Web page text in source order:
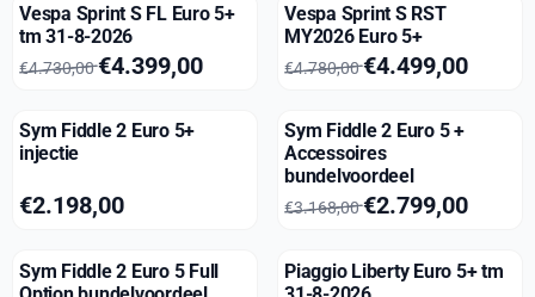
Vespa Sprint S FL Euro 5+
tm 31-8-2026
Van 4 730,00 voor 4 399,00
€4.730,00€4.399,00
Vespa Sprint S RST
MY2026 Euro 5+
Van 4 780,00 voor 4 499,00
€4.780,00€4.499,00
Sym Fiddle 2 Euro 5+
injectie
Prijs: 2 198,00
€2.198,00
Sym Fiddle 2 Euro 5 +
Accessoires
bundelvoordeel
Van 3 168,00 voor 2 799,00
€3.168,00€2.799,00
Sym Fiddle 2 Euro 5 Full
Piaggio Liberty Euro 5+ tm